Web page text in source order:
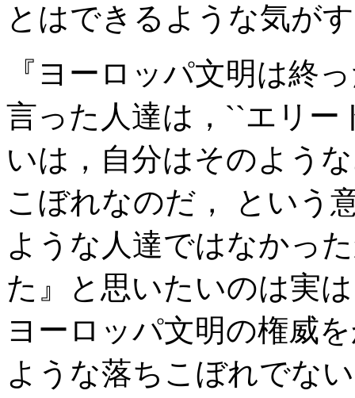
とはできるような気が
『ヨーロッパ文明は終
言った人達は，``エリー
いは，自分はそのよう
こぼれなのだ， という
ような人達ではなかっ
た』と思いたいのは実
ヨーロッパ文明の権威
ような落ちこぼれでな